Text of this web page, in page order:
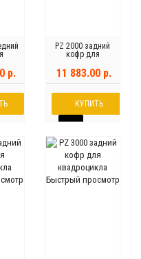
р.
PZ 2000 задний
кофр для
11 883.00 р.
КУПИТЬ
Быстрый просмотр